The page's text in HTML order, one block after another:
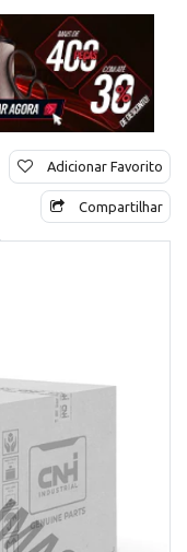
Adicionar Favorito
Compartilhar